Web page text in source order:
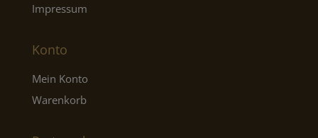
Impressum
Konto
Mein Konto
Warenkorb